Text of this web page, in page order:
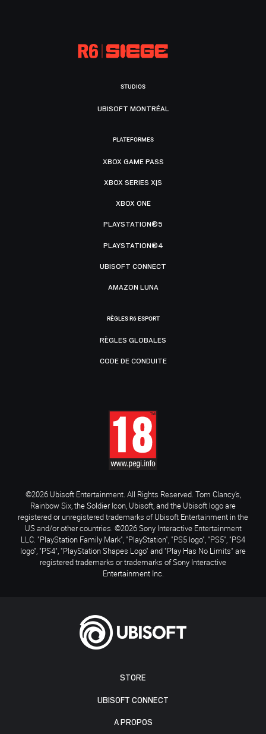
STORE
UBISOFT CONNECT
A PROPOS
STUDIOS
UBISOFT MONTRÉAL
PLATEFORMES
XBOX GAME PASS
XBOX SERIES X|S
XBOX ONE
PLAYSTATION®5
PLAYSTATION®4
UBISOFT CONNECT
AMAZON LUNA
RÈGLES R6 ESPORT
RÈGLES GLOBALES
CODE DE CONDUITE
©2026 Ubisoft Entertainment. All Rights Reserved. Tom Clancy’s,
Rainbow Six, the Soldier Icon, Ubisoft, and the Ubisoft logo are
registered or unregistered trademarks of Ubisoft Entertainment in the
US and/or other countries. ©2026 Sony Interactive Entertainment
LLC. "PlayStation Family Mark", "PlayStation", "PS5 logo", "PS5", "PS4
logo", "PS4", "PlayStation Shapes Logo" and "Play Has No Limits" are
registered trademarks or trademarks of Sony Interactive
Entertainment Inc.